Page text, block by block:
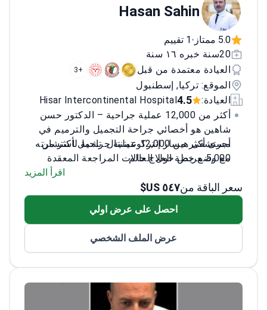
Hasan Sahin
5.0 ممتاز •1 تقييم
20سنة خبره ١٦ سنة
العيادة معتمدة من قبل
+3
الموقع: تركيا, إسطنبول
العيادة:
4.5
Hisar Intercontinental Hospital
أكثر من 12,000 عملية جراحية – الدكتور حسن
شاهين هو أخصائي جراحة التجميل والترميم في
مستشفى هيسار إنتركونتيننتال. تشمل استشارته
مع وضع خطة العلاج حالات المراجعة المعقدة
أجرى أكثر من 12,000 عملية جراحية لأكثر من
5,000 مريض حول العالم
متخصص في إصلاح الأعصاب والأوعية الدموية
المجهري لإعادة توصيل الأوعية الدموية
معتمد من الجمعية التركية لجراحي التجميل
الإقامة في جامعة إزمير دوكوز أيلول ركزت
للاحتياجات الوظيفية والجمالية
اقرأ المزيد
سعر الباقة من٥٤٧ US$
احصل على عرض اولي
عرض الملف الشخصي